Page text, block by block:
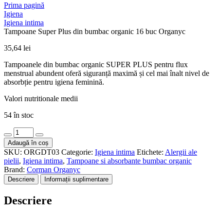
Prima pagină
Igiena
Igiena intima
Tampoane Super Plus din bumbac organic 16 buc Organyc
35,64 lei
Tampoanele din bumbac organic SUPER PLUS pentru flux
menstrual abundent oferă siguranță maximă și cel mai înalt nivel de
absorbție pentru igiena feminină.
Valori nutritionale medii
54 în stoc
Cantitate
Tampoane
Super
Plus
din
bumbac
organic
buc
Adaugă în coș
SKU: ORGDT03 Categorie: Igiena intima Etichete: Alergii ale
pielii, Igiena intima, Tampoane si absorbante bumbac organic
Brand: Corman Organyc
Descriere Informații suplimentare
Descriere